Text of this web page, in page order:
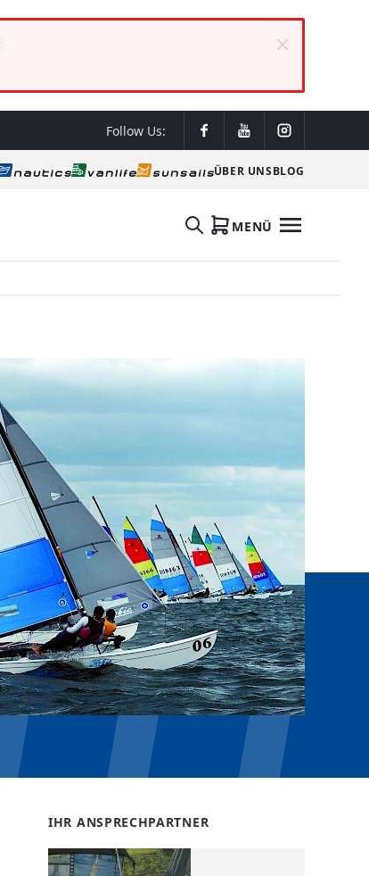
Follow Us:
ÜBER UNSBLOG
MENÜ
IHR ANSPRECHPARTNER